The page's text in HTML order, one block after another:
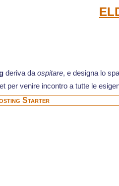
deriva da ospitare, e designa lo
per venire incontro a tutte le
Starter